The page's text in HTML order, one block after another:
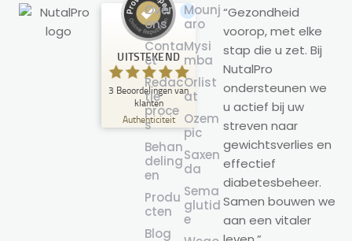
UITSTEKEND
3 Beoordelingen van
klanten
Authenticiteit
Klantbeoordelingen en ervaringen
voor
NutalPro
100
%
Aanbevolen op
ProvenExpert.com
UITSTEKEND
3
Beoordelingen op ProvenExpert.com
Maak nu je eigen zegel
Over
ons
Conta
ct
Redac
tie
proce
s
Behan
deling
en
Produ
cten
Blog
Mounj
aro
Mysi
mba
Orlist
at
Ozem
pic
Saxen
da
Sema
glutid
e
“Gezondheid
voorop, met elke
stap die u zet. Bij
NutalPro
ondersteunen we
u actief bij uw
streven naar
gewichtsverlies en
effectief
diabetesbeheer.
Samen bouwen we
aan een vitaler